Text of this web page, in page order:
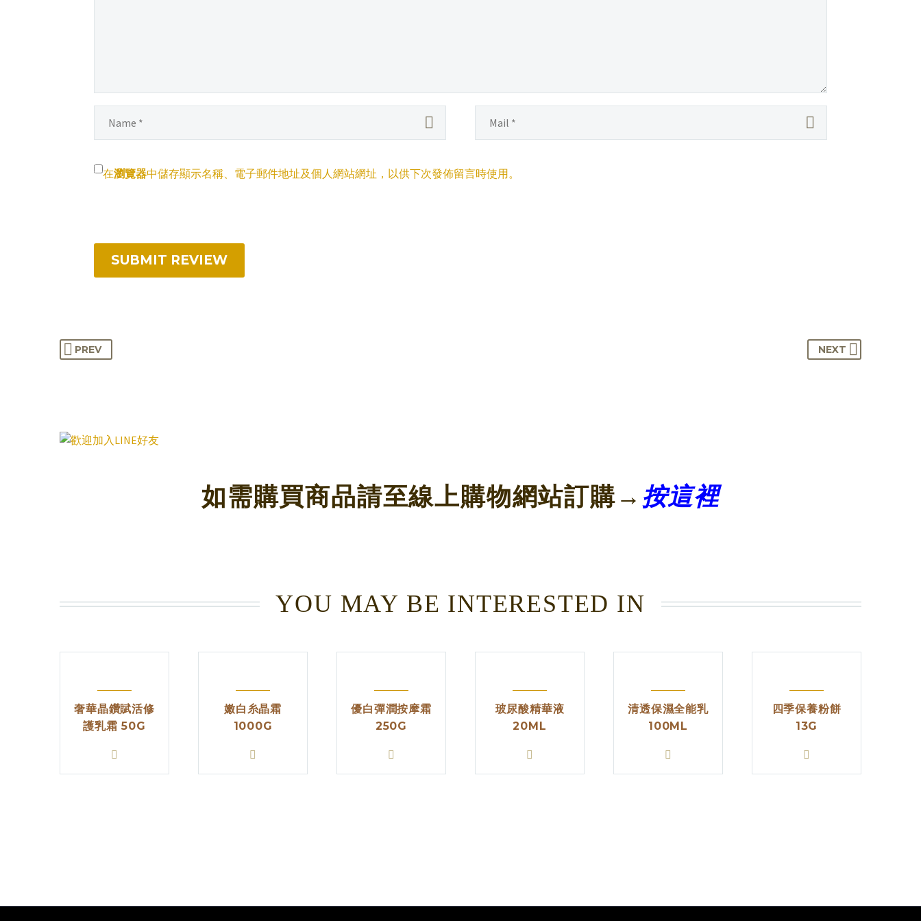
在瀏覽器中儲存顯示名稱、電子郵件地址及個人網站網址，以供下次發佈留言時使用。
SUBMIT REVIEW
PREV NEXT
如需購買商品請至線上購物網站訂購→ 按這裡
YOU MAY BE INTERESTED IN
奢華晶鑽賦活修
護乳霜 50G
嫩白糸晶霜
1000G
優白彈潤按摩霜
250G
玻尿酸精華液
20ML
清透保濕全能乳
100ML
四季保養粉餅
13G